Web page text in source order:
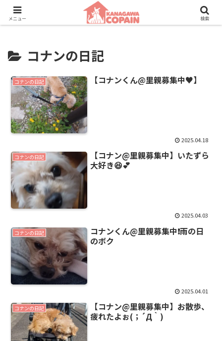
保護動物たちに、新しい家族との素敵な出会いを。
コナンの日記
コナンの日記 【コナンくん@里親募集中♥️】
2025.04.18
コナンの日記
【コナン@里親募集中】いたずら
大好き😆💕
2025.04.03
コナンの日記
コナンくん@里親募集中❗雨の日
のボク
2025.04.01
コナンの日記
【コナン@里親募集中】お散歩、
疲れたよぉ(；´Д｀)
メニュー 検索